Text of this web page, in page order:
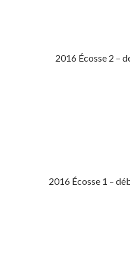
2016 Écosse 2 –
2016 Écosse 1 –